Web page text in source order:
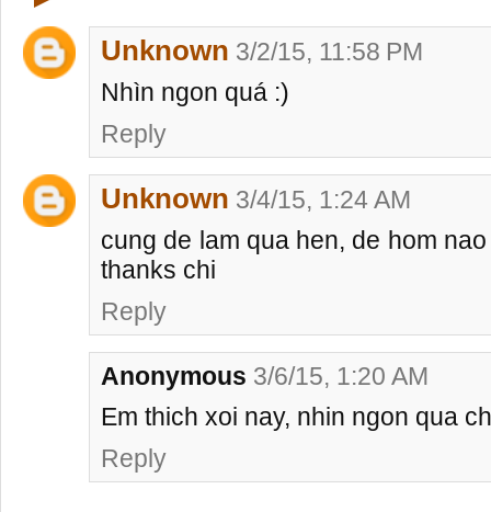
Unknown 3/2/15, 11:58 PM
Nhìn ngon quá :)
Reply
Unknown 3/4/15, 1:24 AM
cung de lam qua hen, de hom
thanks chi
Reply
Anonymous 3/6/15, 1:20 AM
Em thich xoi nay, nhin ngon qua
Reply